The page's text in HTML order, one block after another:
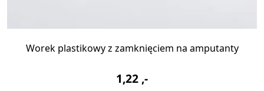
Worek plastikowy z zamknięciem na amputanty
1,22 ,-